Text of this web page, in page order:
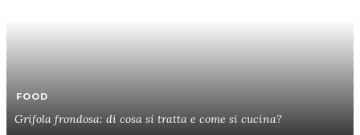
FOOD
Grifola frondosa: di cosa si tratta e come si cucina?